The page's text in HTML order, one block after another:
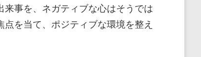
事を、ネガティブな心はそうでは
を当て、ポジティブな環境を整え